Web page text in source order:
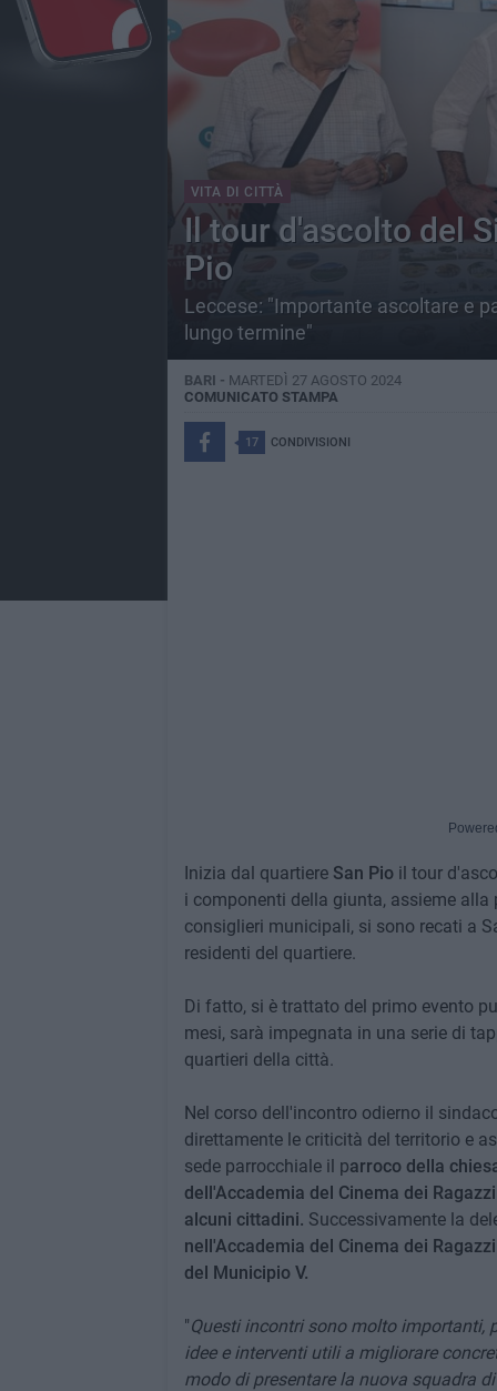
VITA DI CITTÀ
Il tour d'ascolto del
Pio
Leccese: "Importante ascoltare e
lungo termine"
BARI - MARTEDÌ 27 AGOSTO 2024
COMUNICATO STAMPA
17 CONDIVISIONI
Inizia dal quartiere San Pioil tour
i componenti della giunta, assieme alla
consiglieri municipali, si sono recati a
residenti del quartiere.
Di fatto, si è trattato del primo evento
mesi, sarà impegnata in una serie di
quartieri della città.
Nel corso dell'incontro odierno il
direttamente le criticità del territorio e
sede parrocchiale il parroco della
dell'Accademia del Cinema dei
alcuni cittadini. Successivamente la
nell'Accademia del Cinema dei
del Municipio V.
"Questi incontri sono molto importanti,
idee e interventi utili a migliorare
modo di presentare la nuova squadra